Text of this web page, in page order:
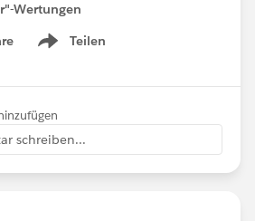
がない」「サーバー管理がメイ
学び方が分からない」という方
会スケジュール・お申込みはこ
Wertungen
Teilen
Show menu
schreiben...